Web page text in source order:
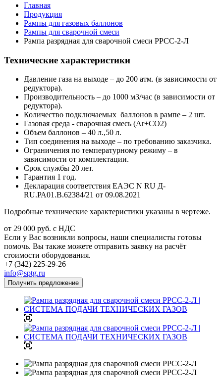
Главная
Продукция
Рампы для газовых баллонов
Рампы для сварочной смеси
Рампа разрядная для сварочной смеси РРСС-2-Л
Технические характеристики
Давление газа на выходе – до 200 атм. (в зависимости от
редуктора).
Производительность – до 1000 м3/час (в зависимости от
редуктора).
Количество подключаемых баллонов в рампе – 2 шт.
Газовая среда - сварочная смесь (Ar+CO2)
Объем баллонов – 40 л.,50 л.
Тип соединения на выходе – по требованию заказчика.
Ограничения по температурному режиму – в
зависимости от комплектации.
Срок службы 20 лет.
Гарантия 1 год.
Декларация соответствия ЕАЭС N RU Д-
RU.РА01.В.62384/21 от 09.08.2021
Подробные технические характеристики указаны в чертеже.
от 29 000 руб. с НДС
Если у Вас возникли вопросы, наши специалисты готовы
помочь. Вы также можете отправить заявку на расчёт
стоимости оборудования.
+7 (342) 225-29-26
info@sptg.ru
Получить предложение